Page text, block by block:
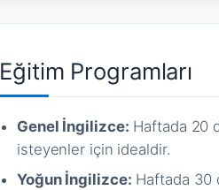
Eğitim Programları
Genel İngilizce: Haftada 20
isteyenler için idealdir.
Yoğun İngilizce: Haftada 30